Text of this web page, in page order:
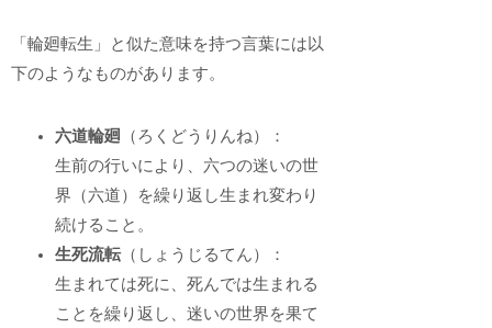
「輪廻転生」と似た意味を持つ言葉には以
下のようなものがあります。
六道輪廻 （ろくどうりんね）：
生前の行いにより、六つの迷いの世
界（六道）を繰り返し生まれ変わり
続けること。
生死流転（しょうじるてん）：
生まれては死に、死んでは生まれる
ことを繰り返し、迷いの世界を果て